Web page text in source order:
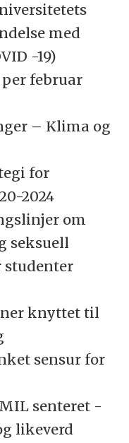
med
-19)
februar
– Klima og
for
2024
om
seksuell
studenter
knyttet til
sensur for
senteret -
likeverd